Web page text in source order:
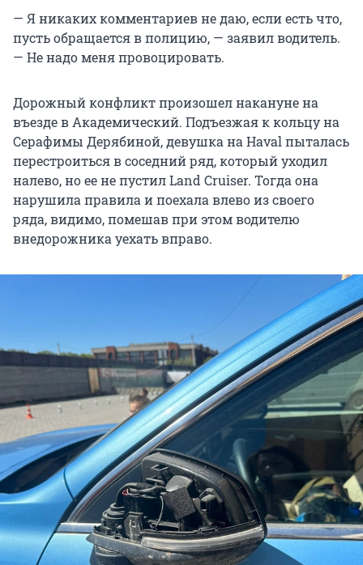
— Я никаких комментариев не даю, если есть что,
пусть обращается в полицию, — заявил водитель.
— Не надо меня провоцировать.
Дорожный конфликт произошел накануне на
въезде в Академический. Подъезжая к кольцу на
Серафимы Дерябиной, девушка на Haval пыталась
перестроиться в соседний ряд, который уходил
налево, но ее не пустил Land Cruiser. Тогда она
нарушила правила и поехала влево из своего
ряда, видимо, помешав при этом водителю
внедорожника уехать вправо.